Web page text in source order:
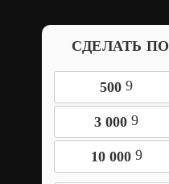
СДЕЛАТЬ
500 9
3 000 9
10 000 9